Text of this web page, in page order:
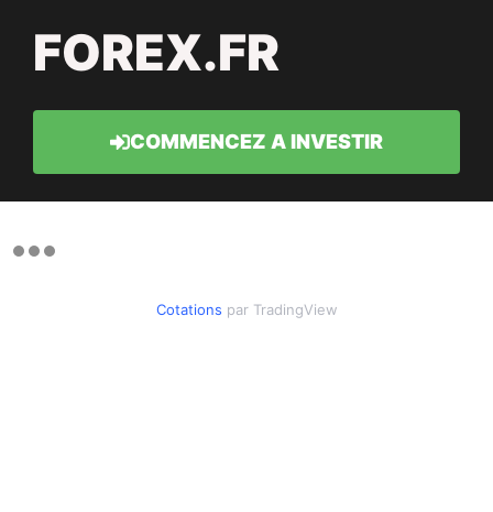
FOREX.FR
COMMENCEZ A INVESTIR
Cotations par TradingView